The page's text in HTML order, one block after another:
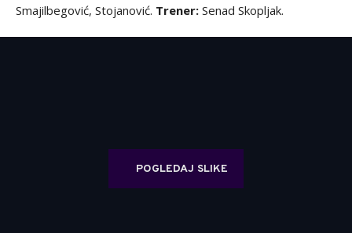
Smajilbegović, Stojanović. Trener: Senad Skopljak.
POGLEDAJ SLIKE